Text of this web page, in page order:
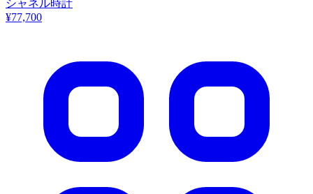
シャネル時計
¥77,700